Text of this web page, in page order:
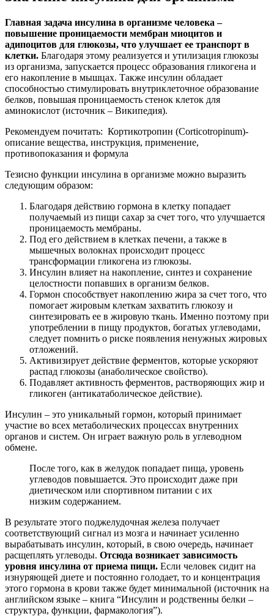
Главная задача инсулина в организме человека –
повышение проницаемости мембран миоцитов и
адипоцитов для глюкозы, что улучшает ее транспорт в
клетки. Благодаря этому реализуется и утилизация глюкозы
из организма, запускается процесс образования гликогена и
его накопление в мышцах. Также инсулин обладает
способностью стимулировать внутриклеточное образование
белков, повышая проницаемость стенок клеток для
аминокислот (источник – Википедия).
Рекомендуем почитать: Кортикотропин (Corticotropinum)-
описание вещества, инструкция, применение,
противопоказания и формула
Тезисно функции инсулина в организме можно выразить
следующим образом:
Благодаря действию гормона в клетку попадает
получаемый из пищи сахар за счет того, что улучшается
проницаемость мембраны.
Под его действием в клетках печени, а также в
мышечных волокнах происходит процесс
трансформации гликогена из глюкозы.
Инсулин влияет на накопление, синтез и сохранение
целостности попавших в организм белков.
Гормон способствует накоплению жира за счет того, что
помогает жировым клеткам захватить глюкозу и
синтезировать ее в жировую ткань. Именно поэтому при
употреблении в пищу продуктов, богатых углеводами,
следует помнить о риске появления ненужных жировых
отложений.
Активизирует действие ферментов, которые ускоряют
распад глюкозы (анаболическое свойство).
Подавляет активность ферментов, растворяющих жир и
гликоген (антикатаболическое действие).
Инсулин – это уникальный гормон, который принимает
участие во всех метаболических процессах внутренних
органов и систем. Он играет важную роль в углеводном
обмене.
После того, как в желудок попадает пища, уровень
углеводов повышается. Это происходит даже при
диетическом или спортивном питании с их
низким содержанием.
В результате этого поджелудочная железа получает
соответствующий сигнал из мозга и начинает усиленно
вырабатывать инсулин, который, в свою очередь, начинает
расщеплять углеводы. Отсюда возникает зависимость
уровня инсулина от приема пищи. Если человек сидит на
изнуряющей диете и постоянно голодает, то и концентрация
этого гормона в крови также будет минимальной (источник на
английском языке – книга “Инсулин и родственны белки –
структура, функции, фармакология”).